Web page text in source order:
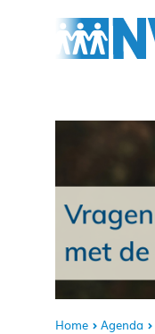
Home Agenda